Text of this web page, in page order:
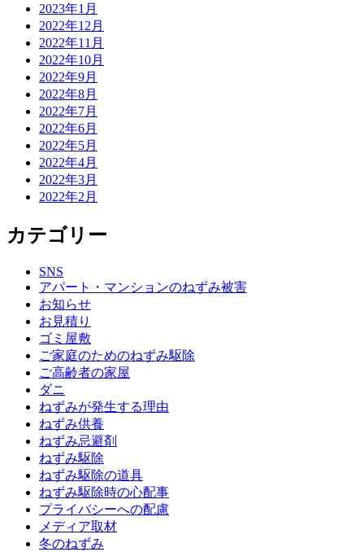
2023年1月
2022年12月
2022年11月
2022年10月
2022年9月
2022年8月
2022年7月
2022年6月
2022年5月
2022年4月
2022年3月
2022年2月
カテゴリー
SNS
アパート・マンションのねずみ被害
お知らせ
お見積り
ゴミ屋敷
ご家庭のためのねずみ駆除
ご高齢者の家屋
ダニ
ねずみが発生する理由
ねずみ供養
ねずみ忌避剤
ねずみ駆除
ねずみ駆除の道具
ねずみ駆除時の心配事
プライバシーへの配慮
メディア取材
冬のねずみ